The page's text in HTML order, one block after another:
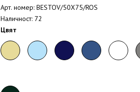
Арт. номер: BESTOV/50X75/ROS
Наличност: 72
Цвят